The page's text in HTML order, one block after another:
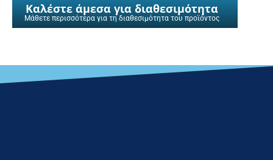
Καλέστε άμεσα για διαθεσιμότητα
Μάθετε περισσότερα για τη διαθεσιμότητα του προϊόντος